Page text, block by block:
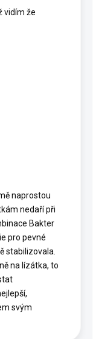
vidím že
naprostou
nedaří při
Bakter
pro pevné
stabilizovala.
na lízátka, to
svým